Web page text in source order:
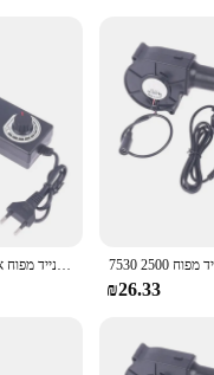
7530 מריחה מתכת נייד מפוח אוויר נייד מפוח 2500r צנטריפוגלי אוויר קריר מאוורר bbq
₪26.33